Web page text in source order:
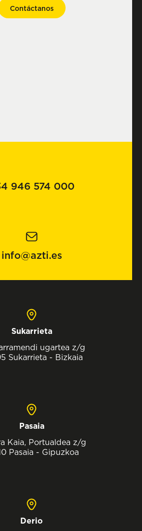
Contáctanos
946 574 000
info@azti.es
Sukarrieta
ugartea z/g
Sukarrieta - Bizkaia
Pasaia
Kaia, Portualdea z/g
Pasaia - Gipuzkoa
Derio